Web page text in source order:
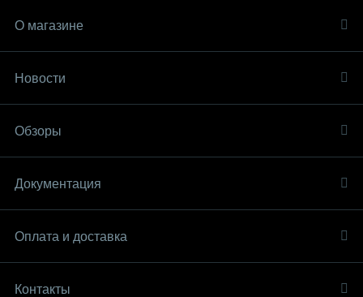
О магазине
Новости
Обзоры
Документация
Оплата и доставка
Контакты